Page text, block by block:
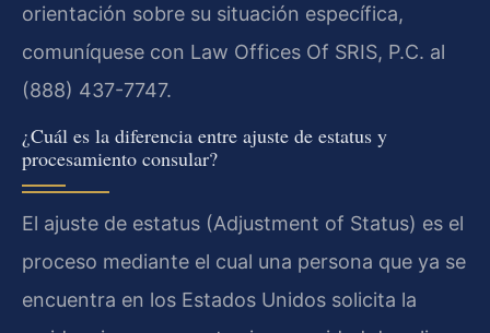
orientación sobre su situación específica,
comuníquese con Law Offices Of SRIS, P.C. al
(888) 437-7747.
¿Cuál es la diferencia entre ajuste de estatus y
procesamiento consular?
El ajuste de estatus (Adjustment of Status) es el
proceso mediante el cual una persona que ya se
encuentra en los Estados Unidos solicita la